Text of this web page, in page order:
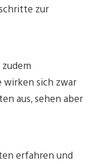
zur
wirken sich zwar
aus, sehen aber
erfahren und